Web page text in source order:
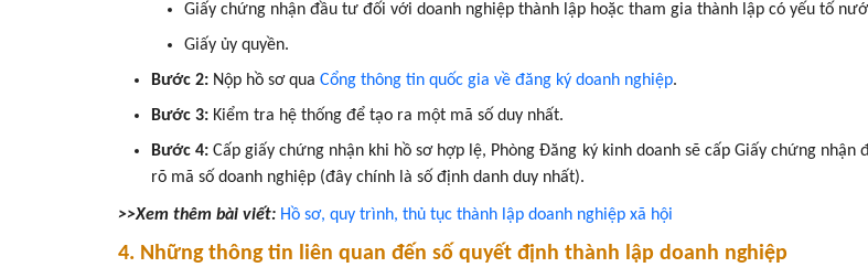
Giấy chứng nhận đầu tư đối với doanh nghiệp thành lập hoặc tham gia thành lập có yếu tố
Giấy ủy quyền.
Bước 2: Nộp hồ sơ qua Cổng thông tin quốc gia về đăng ký doanh nghiệp.
Bước 3: Kiểm tra hệ thống để tạo ra một mã số duy nhất.
Bước 4:Cấp giấy chứng nhận khi hồ sơ hợp lệ, Phòng Đăng ký kinh doanh sẽ cấp Giấy chứng nhận
rõ mã số doanh nghiệp (đây chính là số định danh duy nhất).
>>Xem thêm bài viết: Hồ sơ, quy trình, thủ tục thành lập doanh nghiệp xã hội
4. Những thông tin liên quan đến số quyết định thành lập doanh nghiệp